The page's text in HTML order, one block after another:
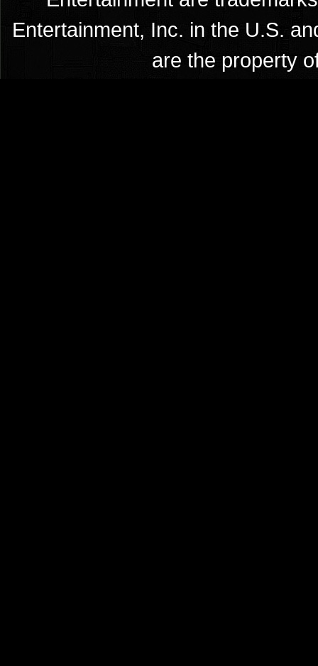
Entertainment, Inc. in the U.S.
are the property